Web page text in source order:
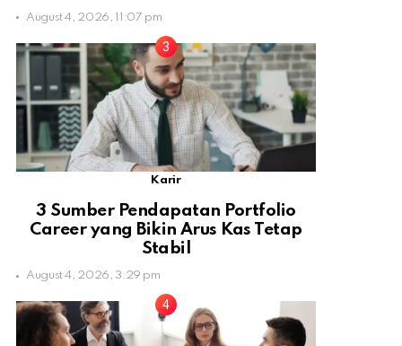
August 4, 2026, 11:07 pm
Karir
3 Sumber Pendapatan Portfolio
Career yang Bikin Arus Kas Tetap
Stabil
August 4, 2026, 3:29 pm